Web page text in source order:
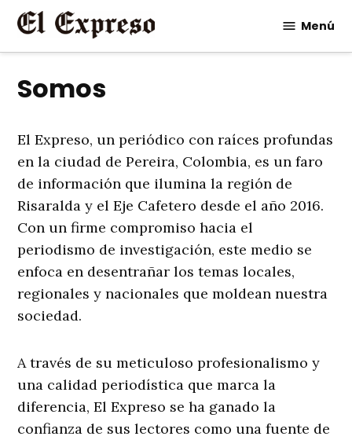
Saltar
contenido
Menú
Somos
El Expreso, un periódico con raíces profundas
en la ciudad de Pereira, Colombia, es un faro
de información que ilumina la región de
Risaralda y el Eje Cafetero desde el año 2016.
Con un firme compromiso hacia el
periodismo de investigación, este medio se
enfoca en desentrañar los temas locales,
regionales y nacionales que moldean nuestra
sociedad.
A través de su meticuloso profesionalismo y
una calidad periodística que marca la
diferencia, El Expreso se ha ganado la
confianza de sus lectores como una fuente de